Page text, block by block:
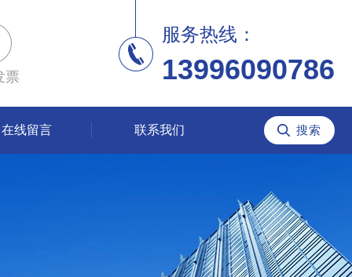
票
服务热线：
13996090786
在线留言 联系我们